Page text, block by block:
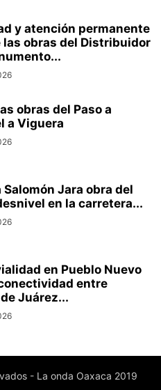
y atención permanente
las obras del Distribuidor
obras del Paso a
a Viguera
Jara obra del
en la carretera...
en Pueblo Nuevo
entre
Juárez...
- La onda Oaxaca 2019